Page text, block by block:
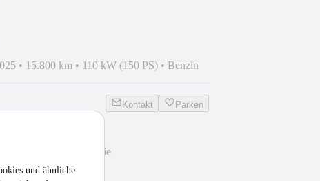
und ähnliche
• 15.800 km • 110 kW (150 PS) • Benzin
Kontakt Parken
Carlo 5 Jahre Garantie